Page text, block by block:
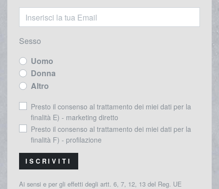
Sesso
Uomo
Donna
Altro
Presto il consenso al trattamento dei miei dati per la
finalità E) - marketing diretto
Presto il consenso al trattamento dei miei dati per la
finalità F) - profilazione
ISCRIVITI
Ai sensi e per gli effetti degli artt. 6, 7, 12, 13 del Reg. UE